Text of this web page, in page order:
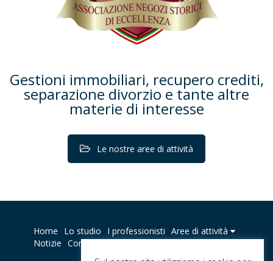
Gestioni immobiliari, recupero crediti,
separazione divorzio e tante altre
materie di interesse
Le nostre aree di attività
Home Lo studio I professionisti Aree di attività
Notizie Contatti Privacy policy